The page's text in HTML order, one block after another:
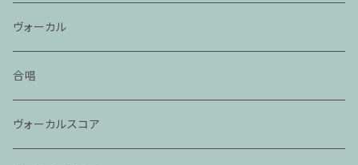
ヴォーカル
合唱
ヴォーカルスコア